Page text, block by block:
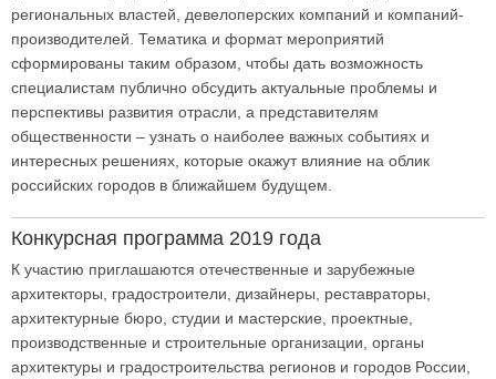
региональных властей, девелоперских компаний и компаний-
производителей. Тематика и формат мероприятий
сформированы таким образом, чтобы дать возможность
специалистам публично обсудить актуальные проблемы и
перспективы развития отрасли, а представителям
общественности – узнать о наиболее важных событиях и
интересных решениях, которые окажут влияние на облик
российских городов в ближайшем будущем.
Конкурсная программа 2019 года
К участию приглашаются отечественные и зарубежные
архитекторы, градостроители, дизайнеры, реставраторы,
архитектурные бюро, студии и мастерские, проектные,
производственные и строительные организации, органы
архитектуры и градостроительства регионов и городов России,